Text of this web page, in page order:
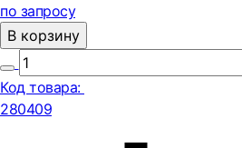
по запросу
В корзину
Код товара:
280409